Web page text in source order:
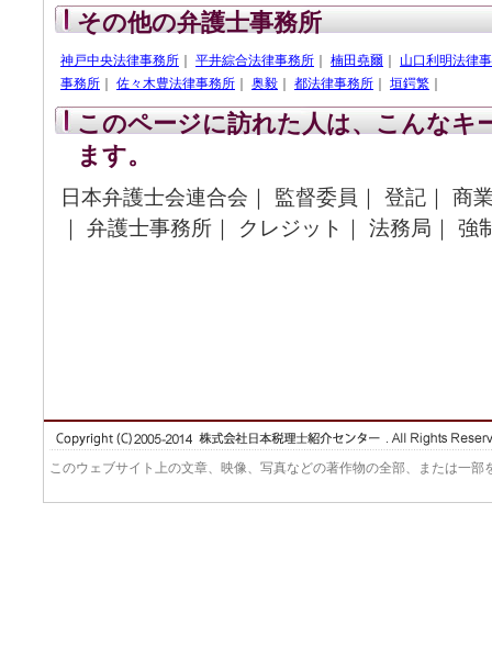
その他の弁護士事務所
神戸中央法律事務所 平井綜合法律事務所 楠田堯爾
山口利明法律
事務所
佐々木豊法律事務所 奥毅 都法律事務所 垣鍔繁
このページに訪れた人は、こんなキ
ます。
日本弁護士会連合会｜ 監督委員｜ 登記｜ 商
｜ 弁護士事務所｜ クレジット｜ 法務局｜ 強
このウェブサイト上の文章、映像、写真などの著作物の全部、または一